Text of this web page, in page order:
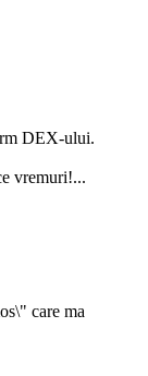
DEX-ului.
vremuri!...
care ma